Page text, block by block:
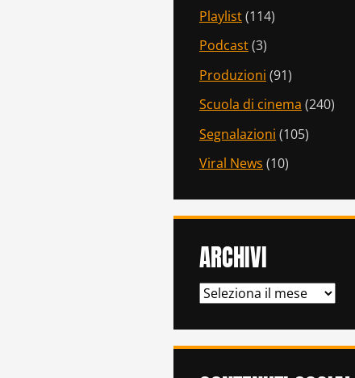
Playlist(114)
Podcast(3)
Produzioni (91)
Scuola di cinema (240)
Segnalazioni (105)
Viral News (10)
ARCHIVI
ARCHIVI